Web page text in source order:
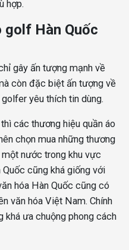
hợp.
golf Hàn Quốc
gây ấn tượng mạnh về
còn đặc biệt ấn tượng về
yêu thích tin dùng.
các thương hiệu quần áo
chọn mua những thương
một nước trong khu vực
Quốc cũng khá giống với
hóa Hàn Quốc cũng có
văn hóa Việt Nam. Chính
ưa chuộng phong cách